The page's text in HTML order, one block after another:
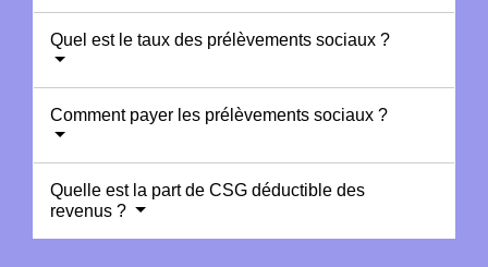
Quel est le taux des prélèvements sociaux ?
Comment payer les prélèvements sociaux ?
Quelle est la part de CSG déductible des
revenus ?